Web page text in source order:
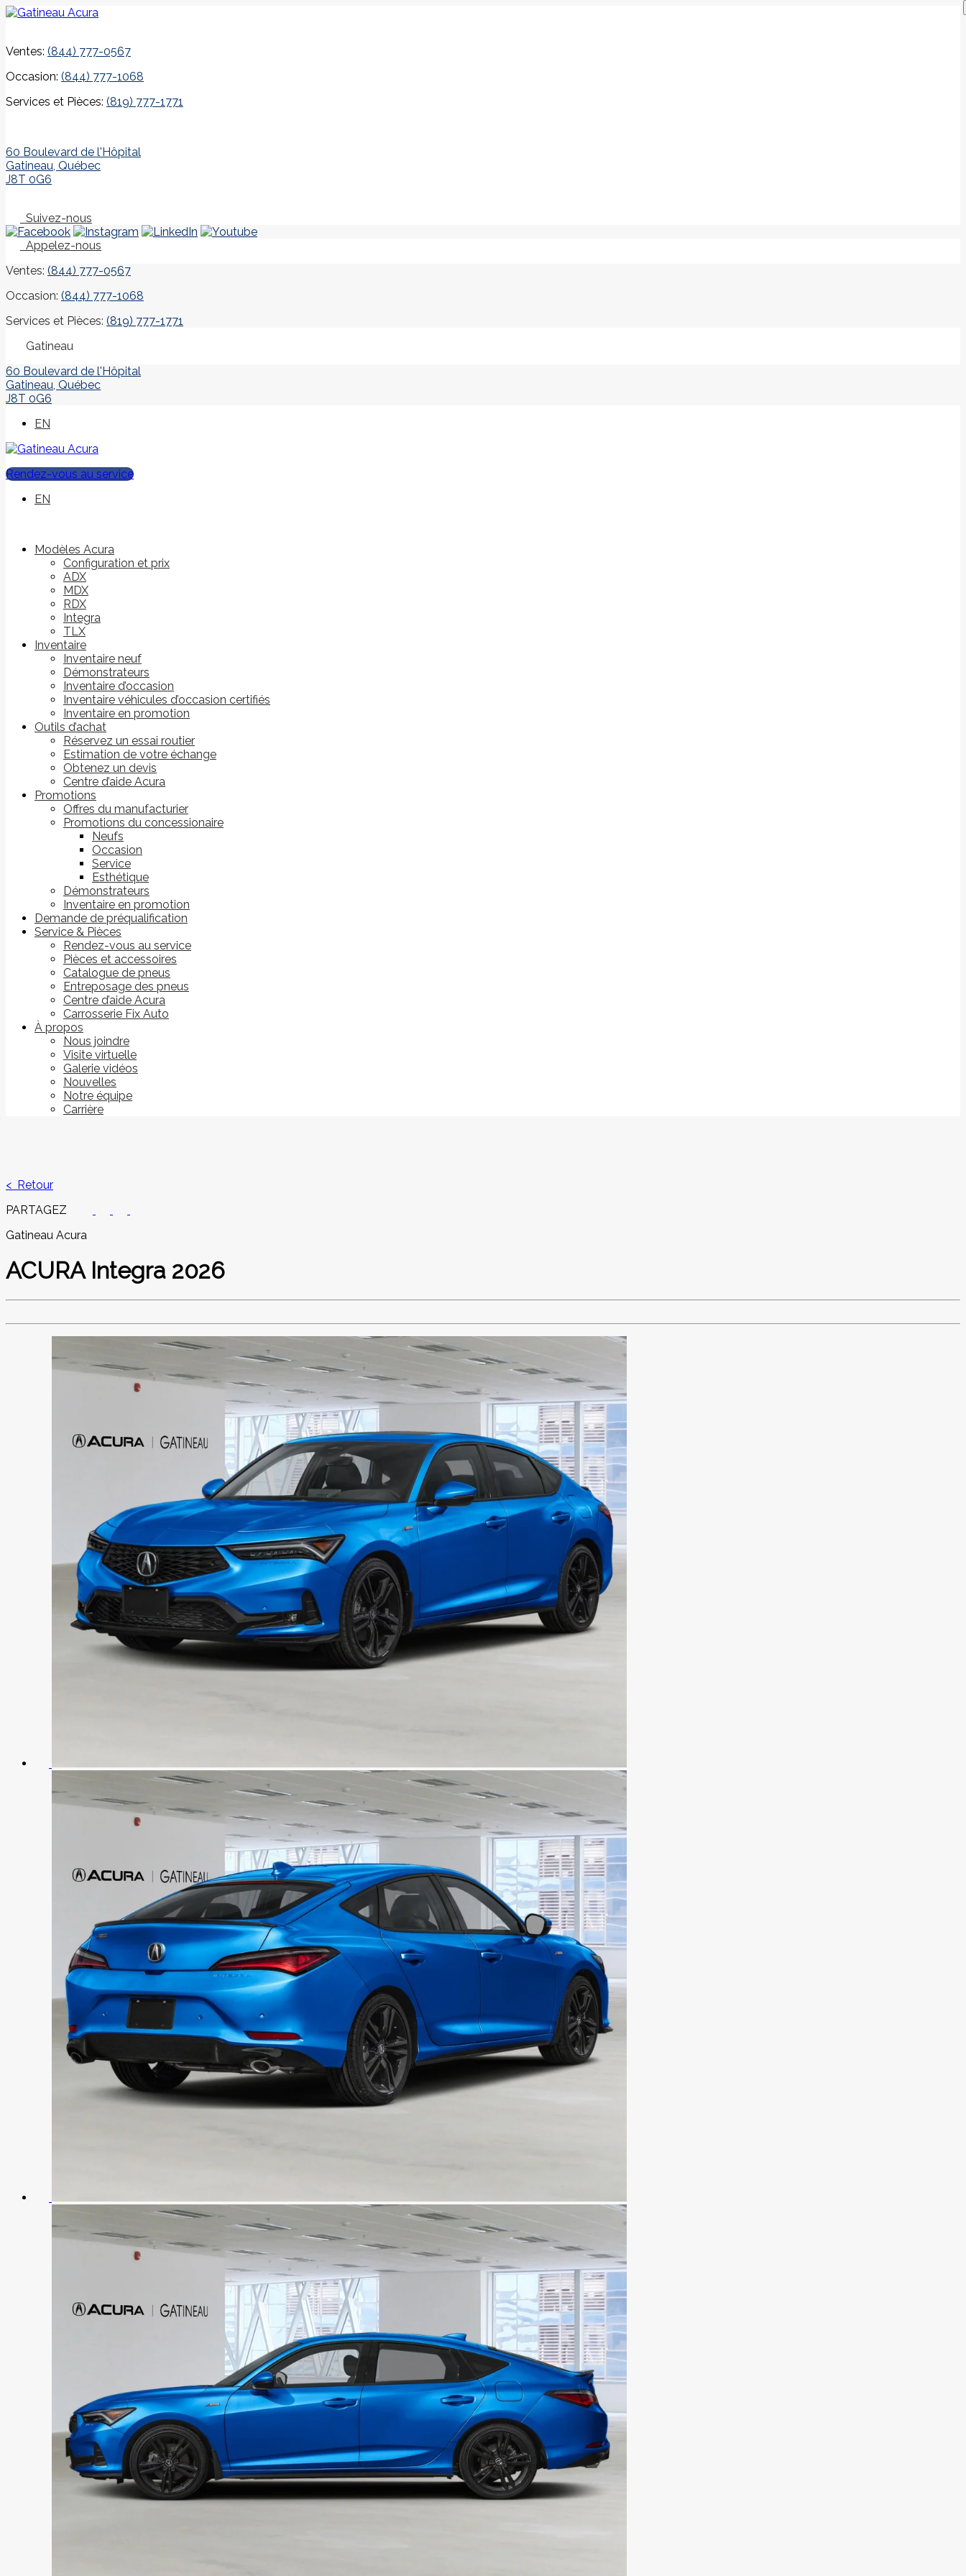
Ventes: (844) 777-0567
Occasion: (844) 777-1068
Services et Pièces: (819) 777-1771
60 Boulevard de l'Hôpital
Gatineau, Québec
J8T 0G6
Suivez-nous
Appelez-nous
Ventes: (844) 777-0567
Occasion: (844) 777-1068
Services et Pièces: (819) 777-1771
Gatineau
60 Boulevard de l'Hôpital
Gatineau, Québec
J8T 0G6
EN
Rendez-vous au service
EN
Modèles Acura
Configuration et prix
ADX
MDX
RDX
Integra
TLX
Inventaire
Inventaire neuf
Démonstrateurs
Inventaire d’occasion
Inventaire véhicules d’occasion certifiés
Inventaire en promotion
Outils d’achat
Réservez un essai routier
Estimation de votre échange
Obtenez un devis
Centre d’aide Acura
Promotions
Offres du manufacturier
Promotions du concessionaire
Neufs
Occasion
Service
Esthétique
Démonstrateurs
Inventaire en promotion
Demande de préqualification
Service & Pièces
Rendez-vous au service
Pièces et accessoires
Catalogue de pneus
Entreposage des pneus
Centre d’aide Acura
Carrosserie Fix Auto
À propos
Nous joindre
Visite virtuelle
Galerie vidéos
Nouvelles
Notre équipe
Carrière
< Retour
PARTAGEZ
Gatineau Acura
ACURAIntegra 2026